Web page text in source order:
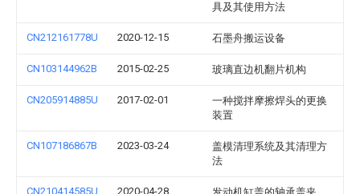
具及其使用方法
CN212161778U 2020-12-15 石墨舟搬运设备
CN103144962B 2015-02-25 玻璃直边机翻片机构
CN205914885U 2017-02-01
一种搅拌摩擦焊头的更换
装置
CN107186867B 2023-03-24
盖模清理系统及其清理方
法
CN210414585U 2020-04-28